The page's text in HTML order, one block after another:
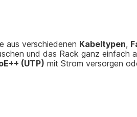
aus verschiedenen Kabeltypen,
und das Rack ganz einfach
(UTP) mit Strom versorgen